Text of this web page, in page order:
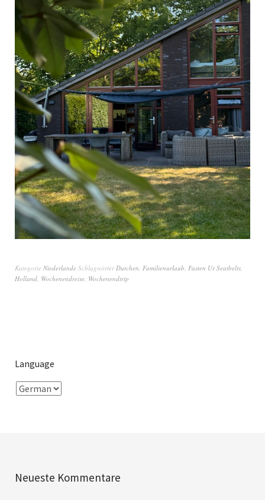
Kategorie Niederlande SchlagwörterDutchen, Familienurlaub, Fasten Ur Seatbelts,
Holland, Wochenendreise, Wochenendtrip
Language
Neueste Kommentare